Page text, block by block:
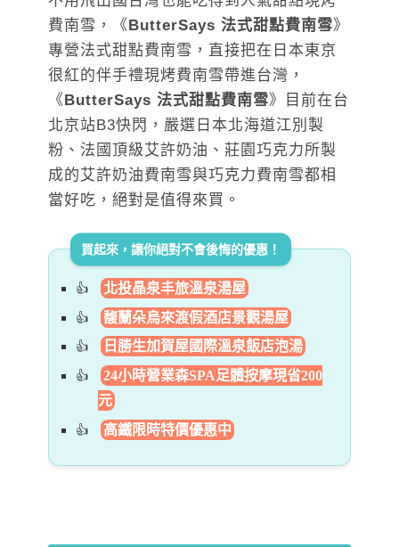
費南雪，《ButterSays 法式甜點費南雪》
專營法式甜點費南雪，直接把在日本東京
很紅的伴手禮現烤費南雪帶進台灣，
《ButterSays 法式甜點費南雪》目前在台
北京站B3快閃，嚴選日本北海道江別製
粉、法國頂級艾許奶油、莊園巧克力所製
成的艾許奶油費南雪與巧克力費南雪都相
當好吃，絕對是值得來買。
買起來，讓你絕對不會後悔的優惠！
北投晶泉丰旅溫泉湯屋
馥蘭朵烏來渡假酒店景觀湯屋
日勝生加賀屋國際溫泉飯店泡湯
24小時營業森SPA足體按摩現省200
元
高鐵限時特價優惠中